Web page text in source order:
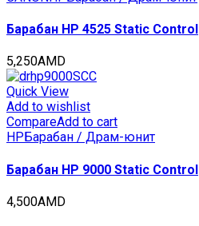
Барабан HP 4525 Static Control
5,250AMD
Quick View
Add to wishlist
CompareAdd to cart
HP Барабан / Драм-юнит
Барабан HP 9000 Static Control
4,500AMD